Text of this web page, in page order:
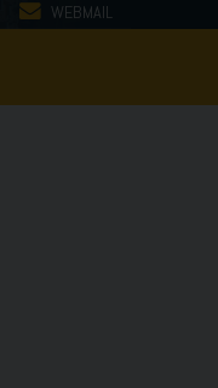
WEBMAIL